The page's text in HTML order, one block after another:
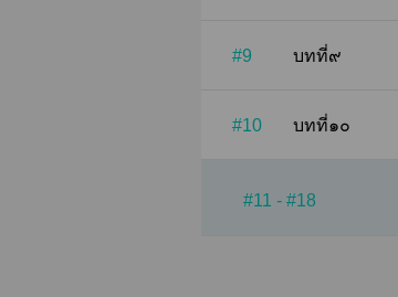
#9 บทที่๙
#10 บทที่๑๐
#11 - #18